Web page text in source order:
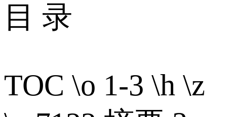
目 录
TOC \o 1-3 \h \z